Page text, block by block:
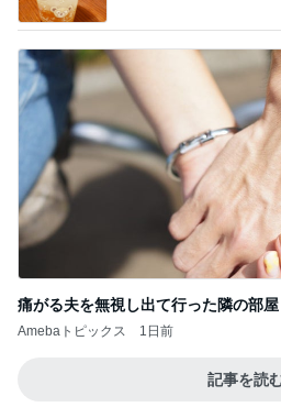
痛がる夫を無視し出て行った隣の部屋
Amebaトピックス 1日前
記事を読